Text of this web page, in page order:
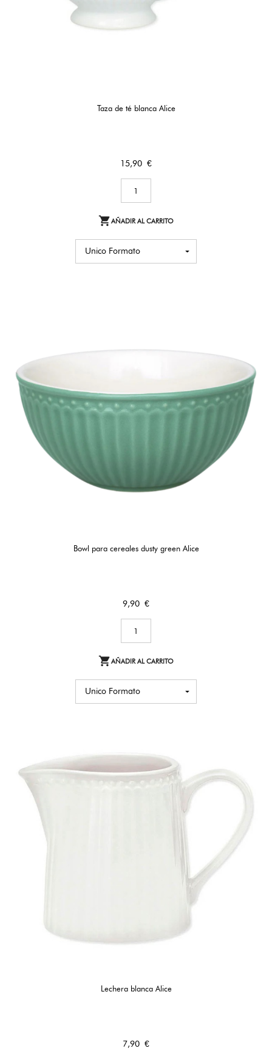
Taza de té blanca Alice
Precio
15,90 €
AÑADIR AL CARRITO
Bowl para cereales dusty green Alice
Precio
9,90 €
AÑADIR AL CARRITO
Lechera blanca Alice
Precio
7,90 €